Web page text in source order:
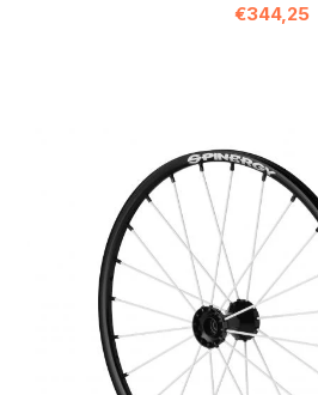
€344,25